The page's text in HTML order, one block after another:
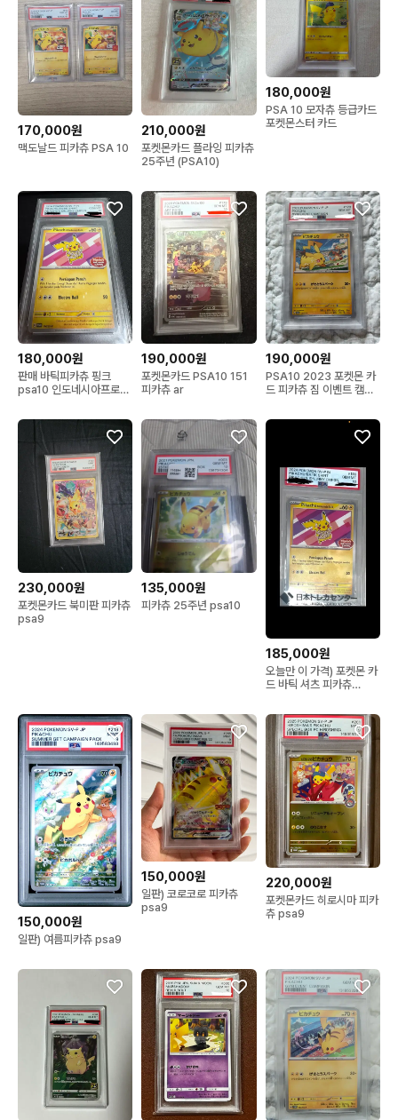
170,000원
맥도날드 피카츄 PSA 10
210,000원
포켓몬카드 플라잉 피카츄
25주년 (PSA10)
180,000원
PSA 10 모자츄 등급카드
포켓몬스터 카드
180,000원
판매 바틱피카츄 핑크
psa10 인도네시아프로모
190,000원
포켓몬카드 PSA10 151
피카츄 ar
190,000원
PSA10 2023 포켓몬 카
드 피카츄 짐 이벤트 캠페
230,000원
포켓몬카드 북미판 피카츄
psa9
135,000원
피카츄 25주년 psa10
185,000원
오늘만 이 가격) 포켓몬 카
드 바틱 셔츠 피카츄
150,000원
일판) 여름피카츄 psa9
150,000원
일판) 코로코로 피카츄
psa9
220,000원
포켓몬카드 히로시마 피카
츄 psa9